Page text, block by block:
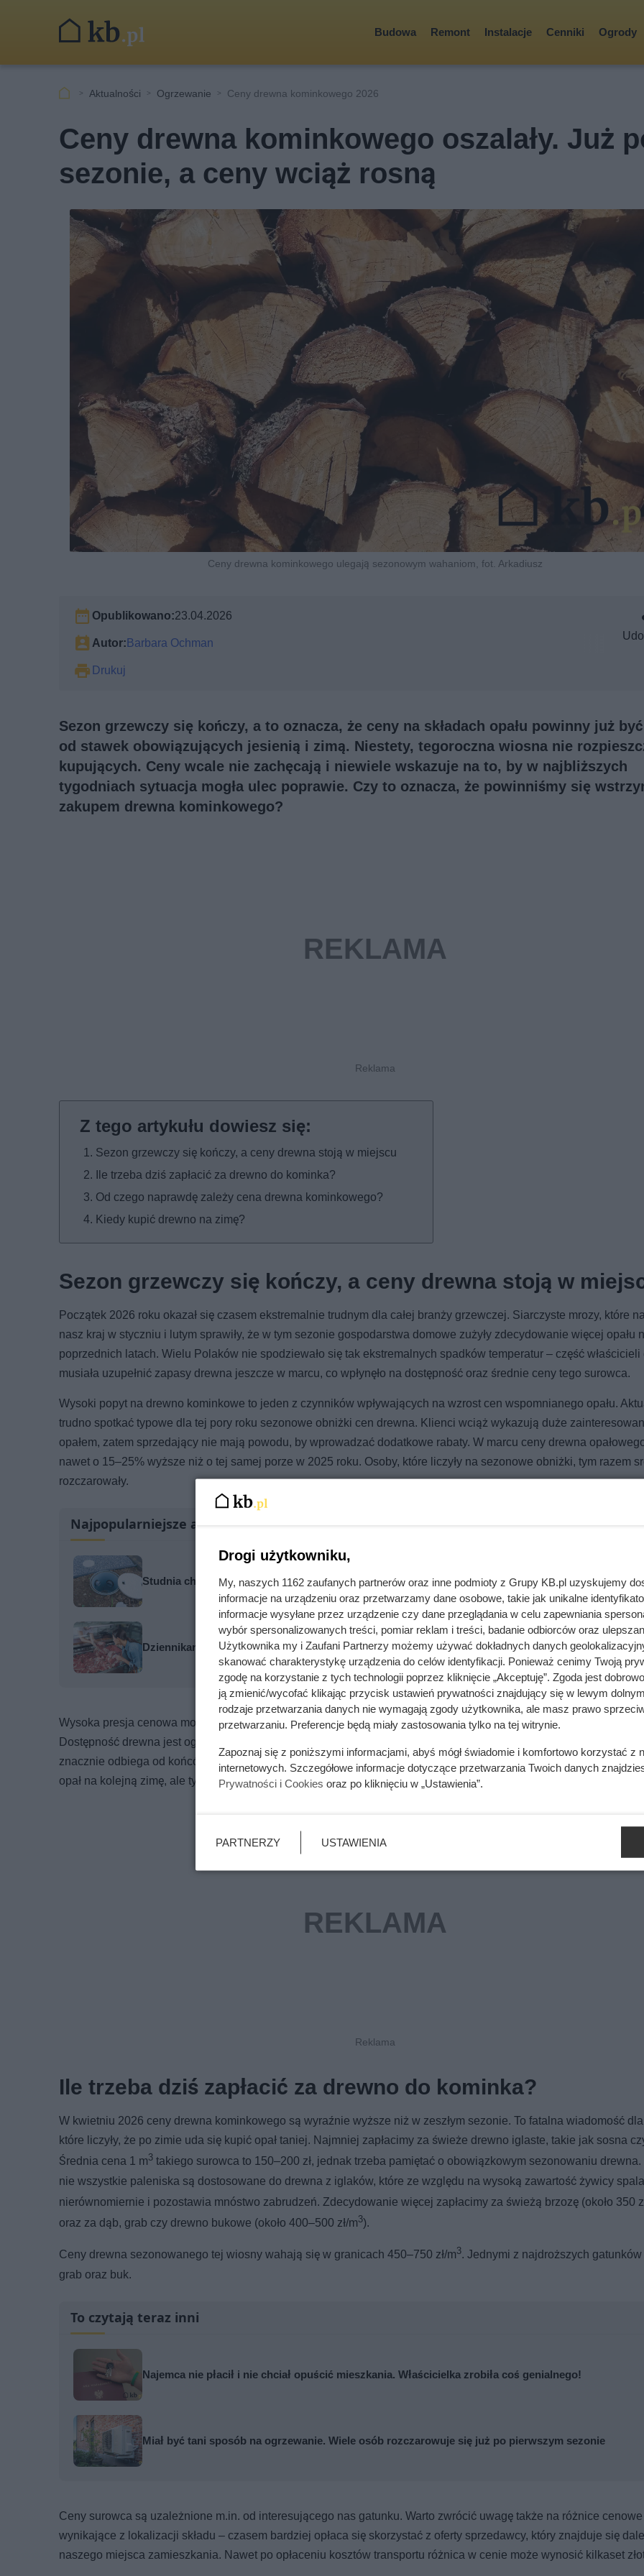
Budowa Remont Instalacje Cenniki Ogrody
Aktualności Ogrzewanie Ceny drewna kominkowego 2026
Ceny drewna kominkowego oszalały. Już
sezonie, a ceny wciąż rosną
Ceny drewna kominkowego ulegają sezonowym wahaniom, fot. Arkadiusz
Opublikowano:23.04.2026
Autor: Barbara Ochman
Drukuj
Sezon grzewczy się kończy, a to oznacza, że ceny na składach opału powinny już
od stawek obowiązujących jesienią i zimą. Niestety, tegoroczna wiosna nie
kupujących. Ceny wcale nie zachęcają i niewiele wskazuje na to, by w najbliższych
tygodniach sytuacja mogła ulec poprawie. Czy to oznacza, że powinniśmy się
zakupem drewna kominkowego?
Sezon grzewczy się kończy, a ceny drewna stoją w miejscu
Ile trzeba dziś zapłacić za drewno do kominka?
Od czego naprawdę zależy cena drewna kominkowego?
Kiedy kupić drewno na zimę?
Sezon grzewczy się kończy, a ceny drewna stoją w
Początek 2026 roku okazał się czasem ekstremalnie trudnym dla całej branży grzewczej. Siarczyste mrozy, które
nasz kraj w styczniu i lutym sprawiły, że w tym sezonie gospodarstwa domowe zużyły zdecydowanie więcej opału
poprzednich latach. Wielu Polaków nie spodziewało się tak ekstremalnych spadków temperatur – część właścicieli
musiała uzupełnić zapasy drewna jeszcze w marcu, co wpłynęło na dostępność oraz średnie ceny tego surowca.
Wysoki popyt na drewno kominkowe to jeden z czynników wpływających na wzrost cen wspomnianego opału.
trudno spotkać typowe dla tej pory roku sezonowe obniżki cen drewna. Klienci wciąż wykazują duże
opałem, zatem sprzedający nie mają powodu, by wprowadzać dodatkowe rabaty. W marcu ceny drewna
nawet o 15–25% wyższe niż o tej samej porze w 2025 roku. Osoby, które liczyły na sezonowe obniżki, tym razem
rozczarowały.
Najpopularniejsze artykuły
Studnia chłonna za 1200 zł czy za 6500 zł? O cenie decyduje kilka szczegółów
Dziennikarze ujawnili pochodzenie mięsa z Dino. Klienci zaskoczeni
Wysoka presja cenowa może wynikać także z rosnących cen gazu, prądu oraz z dużego zainteresowania biomasą.
Dostępność drewna jest ograniczona, a wielu Polaków wykorzystuje je jako zastępcze źródło ciepła. Tegoroczna
znacznie odbiega od końcówek sezonu grzewczego z lat poprzednich – zawsze mówiono, że wiosną warto
opał na kolejną zimę, ale tym razem kwietniowe zakupy mogą okazać się nieopłacalne.
Ile trzeba dziś zapłacić za drewno do kominka?
W kwietniu 2026 ceny drewna kominkowego są wyraźnie wyższe niż w zeszłym sezonie. To fatalna wiadomość
które liczyły, że po zimie uda się kupić opał taniej. Najmniej zapłacimy za świeże drewno iglaste, takie jak sosna
Średnia cena 1 m3 takiego surowca to 150–200 zł, jednak trzeba pamiętać o obowiązkowym sezonowaniu drewna.
nie wszystkie paleniska są dostosowane do drewna z iglaków, które ze względu na wysoką zawartość żywicy
nierównomiernie i pozostawia mnóstwo zabrudzeń. Zdecydowanie więcej zapłacimy za świeżą brzozę (około 350
oraz za dąb, grab czy drewno bukowe (około 400–500 zł/m3).
Ceny drewna sezonowanego tej wiosny wahają się w granicach 450–750 zł/m3. Jednymi z najdroższych gatunków
grab oraz buk.
To czytają teraz inni
Najemca nie płacił i nie chciał opuścić mieszkania. Właścicielka zrobiła coś genialnego!
Miał być tani sposób na ogrzewanie. Wiele osób rozczarowuje się już po pierwszym sezonie
Ceny surowca są uzależnione m.in. od interesującego nas gatunku. Warto zwrócić uwagę także na różnice cenowe
wynikające z lokalizacji składu – czasem bardziej opłaca się skorzystać z oferty sprzedawcy, który znajduje się
naszego miejsca zamieszkania. Nawet po opłaceniu kosztów transportu różnica w cenie może wynosić kilkaset
Drogi użytkowniku,
My, naszych 1162 zaufanych partnerów oraz inne podmioty z Grupy KB.pl uzyskujemy
informacje na urządzeniu oraz przetwarzamy dane osobowe, takie jak unikalne
informacje wysyłane przez urządzenie czy dane przeglądania w celu zapewniania
wybór spersonalizowanych treści, pomiar reklam i treści, badanie odbiorców oraz
Użytkownika my i Zaufani Partnerzy możemy używać dokładnych danych
skanować charakterystykę urządzenia do celów identyfikacji. Ponieważ cenimy Twoją
zgodę na korzystanie z tych technologii poprzez kliknięcie „Akceptuję”. Zgoda jest
ją zmienić/wycofać klikając przycisk ustawień prywatności znajdujący się w lewym
rodzaje przetwarzania danych nie wymagają zgody użytkownika, ale masz prawo
przetwarzaniu. Preferencje będą miały zastosowania tylko na tej witrynie.
Zapoznaj się z poniższymi informacjami, abyś mógł świadomie i komfortowo korzystać z
internetowych. Szczegółowe informacje dotyczące przetwarzania Twoich danych
Prywatności i Cookies oraz po kliknięciu w „Ustawienia”.
PARTNERZY USTAWIENIA